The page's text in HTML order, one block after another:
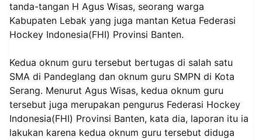
tanda-tangan H Agus Wisas, seorang warga
Kabupaten Lebak yang juga mantan Ketua Federasi
Hockey Indonesia(FHI) Provinsi Banten.
Kedua oknum guru tersebut bertugas di salah satu
SMA di Pandeglang dan oknum guru SMPN di Kota
Serang. Menurut Agus Wisas, kedua oknum guru
tersebut juga merupakan pengurus Federasi Hockey
Indonesia(FHI) Provinsi Banten, kata dia, laporan itu ia
lakukan karena kedua oknum guru tersebut diduga